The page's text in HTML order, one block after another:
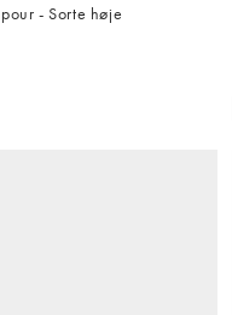
- Sorte høje